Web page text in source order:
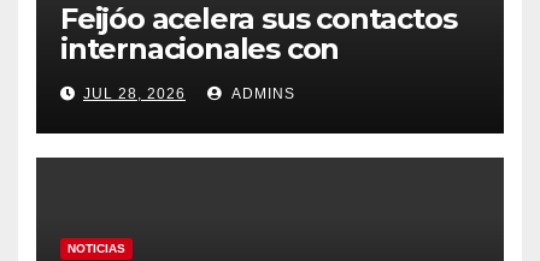
Feijóo acelera sus contactos
internacionales con
Latinoamérica como socio
prioritario en su agenda de
gobierno
JUL 28, 2026 ADMINS
NOTICIAS